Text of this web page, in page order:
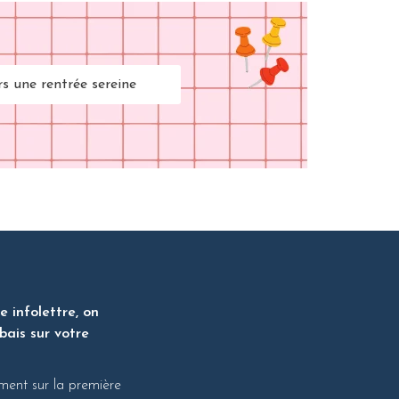
une rentrée sereine
infolettre, on
sur votre
sur la première